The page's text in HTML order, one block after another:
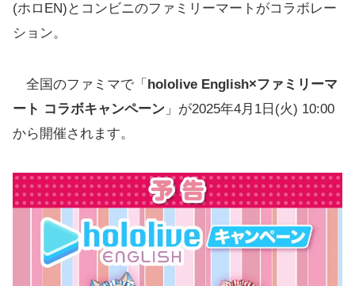
(ホロEN)とコンビニのファミリーマートがコラボレー
ション。
全国のファミマで「 hololive English×ファミリーマ
ート コラボキャンペーン 」が2025年4月1日(火) 10:00
から開催されます。